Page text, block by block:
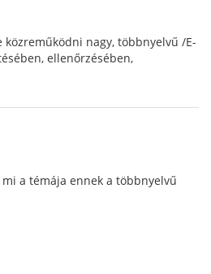
közreműködni nagy, többnyelvű /E-
ellenőrzésében,
a témája ennek a többnyelvű